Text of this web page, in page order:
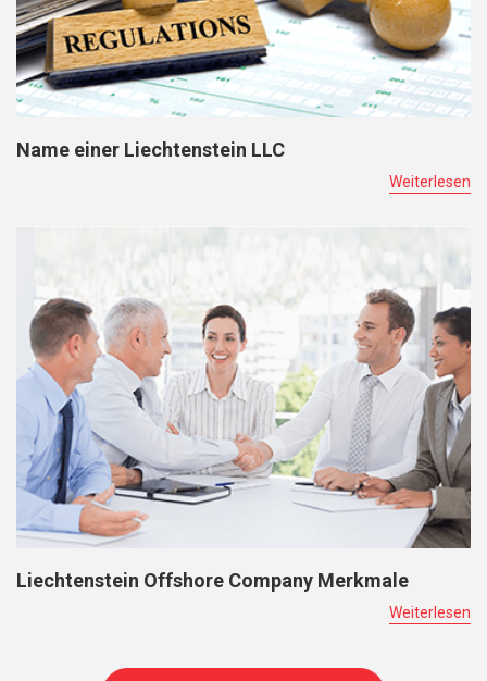
Name einer Liechtenstein LLC
Weiterlesen
Liechtenstein Offshore Company Merkmale
Weiterlesen